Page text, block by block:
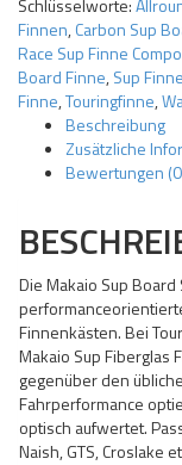
Menge
Schlüsselworte:
Finnen,Carbon Sup
Race Sup Finne
Board Finne,Sup
Finne,Touringfinne,
Beschreibung
Zusätzliche
Bewertungen
Die Makaio Sup
Finnenkästen. Bei
Makaio Sup Fiberglas
gegenüber den
Fahrperformance
optisch aufwertet.
Naish, GTS, Croslake